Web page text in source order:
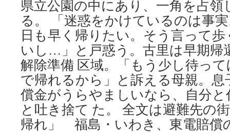
割
via
福
井
新
聞
県立公園の中にあり、一角を占
る。 「迷惑をかけているのは事
日も早く帰りたい。そう言って
いし…」と戸惑う。古里は早期帰
解除準備 区域。「もう少し待っ
で帰れるから」と訴える母親。
償金がうらやましいなら、自分
と吐き捨て た。 全文は避難先の
帰れ」 福島・いわき、東電賠償